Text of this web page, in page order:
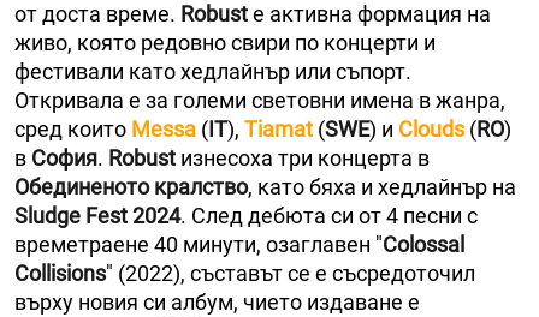
от доста време. Robustе активна формация на
живо, която редовно свири по концерти и
фестивали като хедлайнър или съпорт.
Откривала е за големи световни имена в жанра,
сред които Messa (IT), Tiamat (SWE) и Clouds(RO)
в София. Robust изнесоха три концерта в
Обединеното кралство, като бяха и хедлайнър на
Sludge Fest 2024. След дебюта си от 4 песни с
времетраене 40 минути, озаглавен "Colossal
Collisions" (2022), съставът се е съсредоточил
върху новия си албум, чието издаване е